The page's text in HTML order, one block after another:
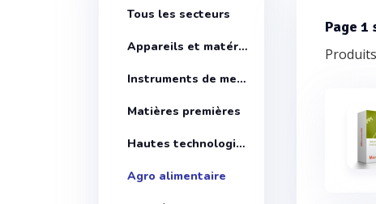
Tous les secteurs
Appareils et matériels
Instruments de mesure
Matières premières
Hautes technologies
Agro alimentaire
Page 1